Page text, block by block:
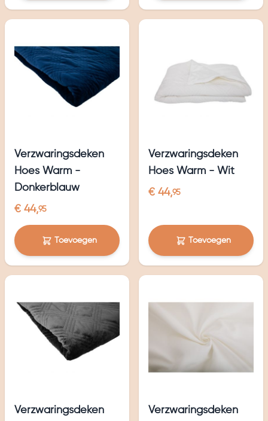
Verzwaringsdeken
Hoes Warm -
Donkerblauw
€ 44,95
Toevoegen
Verzwaringsdeken
Hoes Warm - Wit
€ 44,95
Toevoegen
Verzwaringsdeken
Verzwaringsdeken